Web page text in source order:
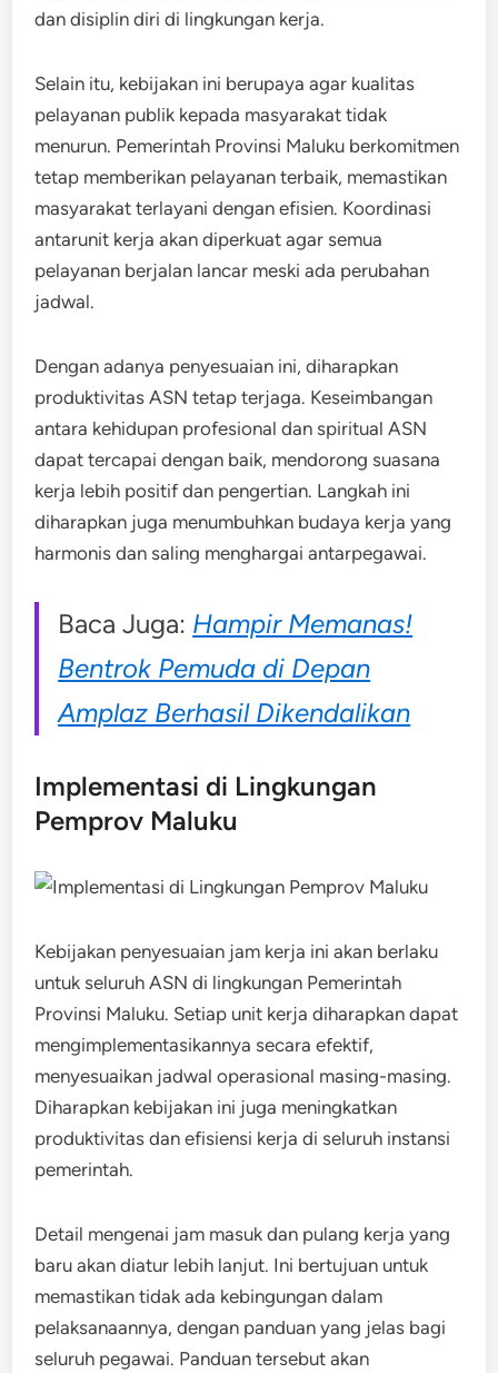
dan disiplin diri di lingkungan kerja.
Selain itu, kebijakan ini berupaya agar kualitas
pelayanan publik kepada masyarakat tidak
menurun. Pemerintah Provinsi Maluku berkomitmen
tetap memberikan pelayanan terbaik, memastikan
masyarakat terlayani dengan efisien. Koordinasi
antarunit kerja akan diperkuat agar semua
pelayanan berjalan lancar meski ada perubahan
jadwal.
Dengan adanya penyesuaian ini, diharapkan
produktivitas ASN tetap terjaga. Keseimbangan
antara kehidupan profesional dan spiritual ASN
dapat tercapai dengan baik, mendorong suasana
kerja lebih positif dan pengertian. Langkah ini
diharapkan juga menumbuhkan budaya kerja yang
harmonis dan saling menghargai antarpegawai.
Baca Juga: Hampir Memanas!
Bentrok Pemuda di Depan
Amplaz Berhasil Dikendalikan
Implementasi di Lingkungan
Pemprov Maluku
Kebijakan penyesuaian jam kerja ini akan berlaku
untuk seluruh ASN di lingkungan Pemerintah
Provinsi Maluku. Setiap unit kerja diharapkan dapat
mengimplementasikannya secara efektif,
menyesuaikan jadwal operasional masing-masing.
Diharapkan kebijakan ini juga meningkatkan
produktivitas dan efisiensi kerja di seluruh instansi
pemerintah.
Detail mengenai jam masuk dan pulang kerja yang
baru akan diatur lebih lanjut. Ini bertujuan untuk
memastikan tidak ada kebingungan dalam
pelaksanaannya, dengan panduan yang jelas bagi
seluruh pegawai. Panduan tersebut akan